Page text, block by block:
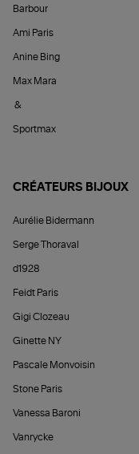
Barbour
Ami Paris
Anine Bing
Max Mara
&
Sportmax
CRÉATEURS BIJOUX
Aurélie Bidermann
Serge Thoraval
d1928
Feidt Paris
Gigi Clozeau
Ginette NY
Pascale Monvoisin
Stone Paris
Vanessa Baroni
Vanrycke